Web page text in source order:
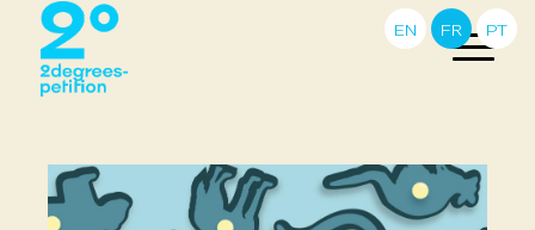
EN FR PT